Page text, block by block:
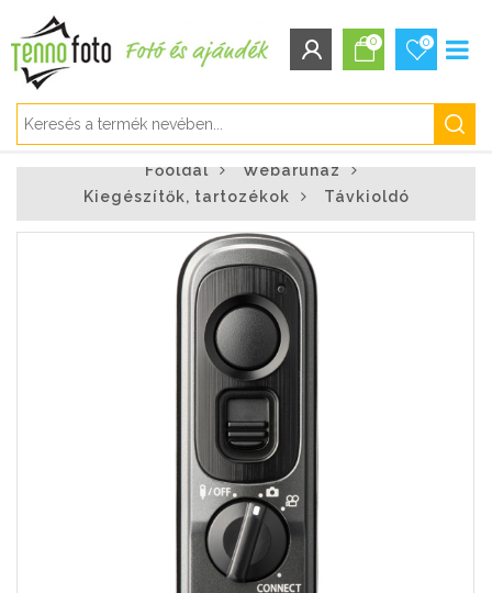
Regisztráció
Elfelejtett jelszó
0 0
Főoldal
Webáruház
Kiegészítők, tartozékok
Távkioldó